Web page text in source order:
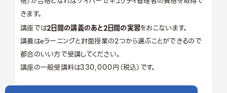
きます。
講座では2日間の講義のあと2日間の実習をおこないます。
講義はeラーニングと対面授業の2つから選ぶことができるので
都合のいい方で受講してください。
講座の一般受講料は330,000円（税込）です。